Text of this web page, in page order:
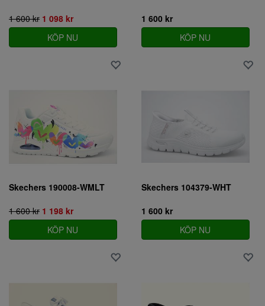
1 600 kr 1 098 kr
KÖP NU
1 600 kr
KÖP NU
Skechers 190008-WMLT
1 600 kr 1 198 kr
KÖP NU
Skechers 104379-WHT
1 600 kr
KÖP NU